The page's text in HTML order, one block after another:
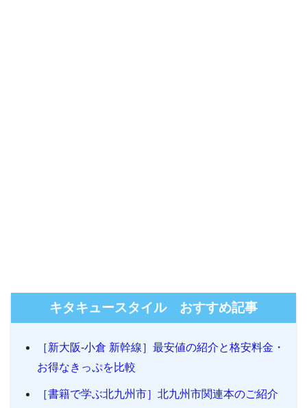
キタキュースタイル おすすめ記事
［新大阪-小倉 新幹線］最安値の紹介と格安料金・
お得なきっぷを比較
［書籍で学ぶ北九州市］北九州市関連本のご紹介